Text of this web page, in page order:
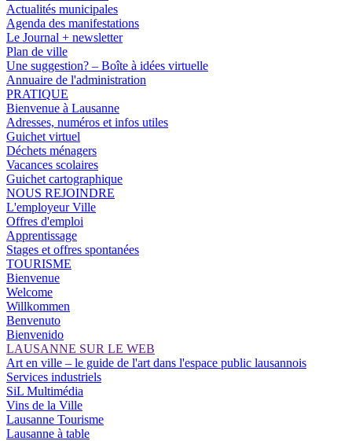
Actualités municipales
Agenda des manifestations
Le Journal + newsletter
Plan de ville
Une suggestion? – Boîte à idées virtuelle
Annuaire de l'administration
PRATIQUE
Bienvenue à Lausanne
Adresses, numéros et infos utiles
Guichet virtuel
Déchets ménagers
Vacances scolaires
Guichet cartographique
NOUS REJOINDRE
L'employeur Ville
Offres d'emploi
Apprentissage
Stages et offres spontanées
TOURISME
Bienvenue
Welcome
Willkommen
Benvenuto
Bienvenido
LAUSANNE SUR LE WEB
Art en ville – le guide de l'art dans l'espace public lausannois
Services industriels
SiL Multimédia
Vins de la Ville
Lausanne Tourisme
Lausanne à table